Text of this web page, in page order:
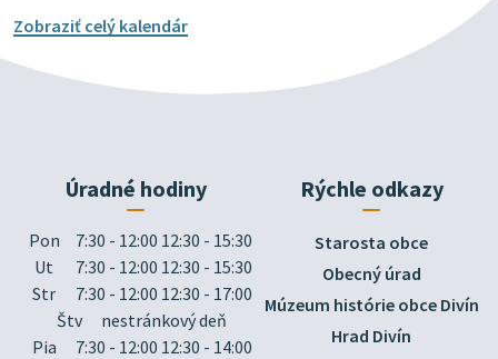
Zobraziť celý kalendár
Úradné hodiny
Pon
7:30 - 12:00 12:30 - 15:30
Ut
7:30 - 12:00 12:30 - 15:30
Str
7:30 - 12:00 12:30 - 17:00
Štv
nestránkový deň
Pia
7:30 - 12:00 12:30 - 14:00
Rýchle odkazy
Starosta obce
Obecný úrad
Múzeum histórie obce Divín
Hrad Divín